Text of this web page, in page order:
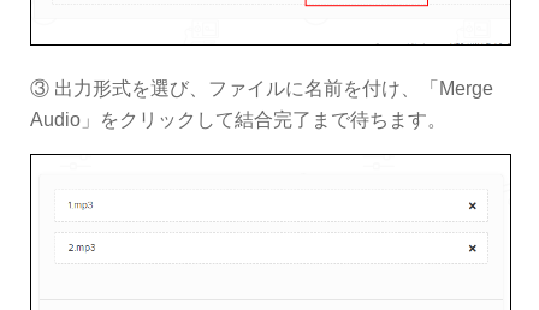
③ 出力形式を選び、ファイルに名前を付け、「Merge
Audio」をクリックして結合完了まで待ちます。